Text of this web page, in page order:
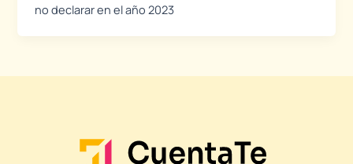
no declarar en el año 2023